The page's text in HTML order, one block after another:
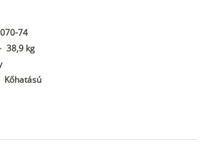
74
38,9 kg
Kőhatású